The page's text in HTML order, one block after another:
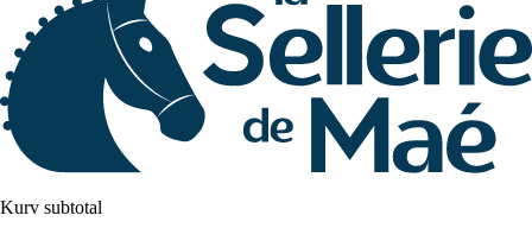
Kurv subtotal